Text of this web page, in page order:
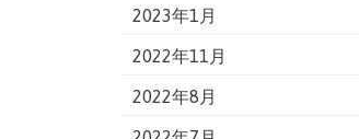
2023年1月
2022年11月
2022年8月